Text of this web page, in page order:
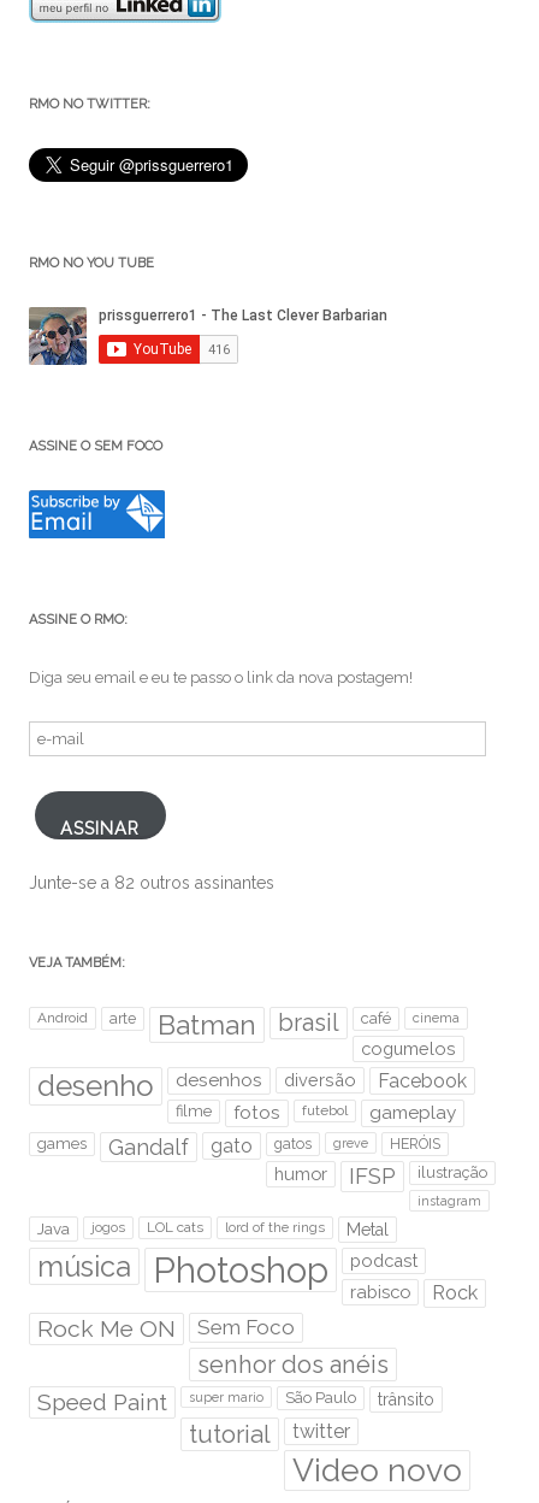
RMO NO TWITTER:
RMO NO YOU TUBE
ASSINE O SEM FOCO
ASSINE O RMO:
Diga seu email e eu te passo o link da nova postagem!
e-
mail
ASSINAR
Junte-se a 82 outros assinantes
VEJA TAMBÉM:
Android arte Batman brasil café cinema
cogumelos
desenho desenhos diversão Facebook
filme fotos futebol gameplay
games Gandalf gato gatos greve HERÓIS
humor IFSP ilustração
instagram
Java jogos LOL cats lord of the rings Metal
música Photoshop
podcast
rabisco
Rock
Rock Me ON Sem Foco
senhor dos anéis
Speed Paint super mario São Paulo trânsito
tutorial twitter
Video novo